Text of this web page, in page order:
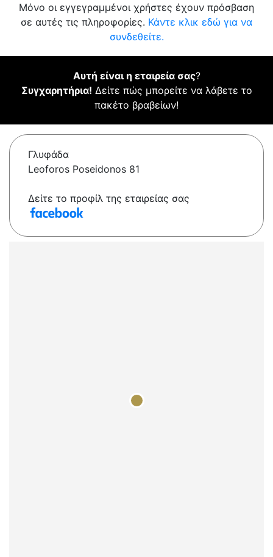
Μόνο οι εγγεγραμμένοι χρήστες έχουν πρόσβαση
σε αυτές τις πληροφορίες. Κάντε κλικ εδώ για να
συνδεθείτε.
Αυτή είναι η εταιρεία σας?
Συγχαρητήρια! Δείτε πώς μπορείτε να λάβετε το
πακέτο βραβείων!
Γλυφάδα
Leoforos Poseidonos 81
Δείτε το προφίλ της εταιρείας σας